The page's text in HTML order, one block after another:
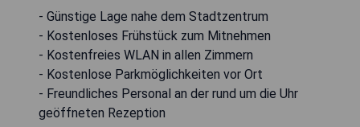
- Günstige Lage nahe dem Stadtzentrum
- Kostenloses Frühstück zum Mitnehmen
- Kostenfreies WLAN in allen Zimmern
- Kostenlose Parkmöglichkeiten vor Ort
- Freundliches Personal an der rund um die Uhr
geöffneten Rezeption